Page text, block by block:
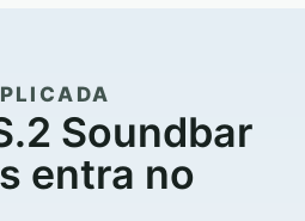
Soundbar
entra no